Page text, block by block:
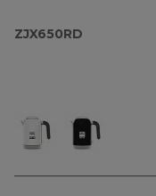
ZJX650RD